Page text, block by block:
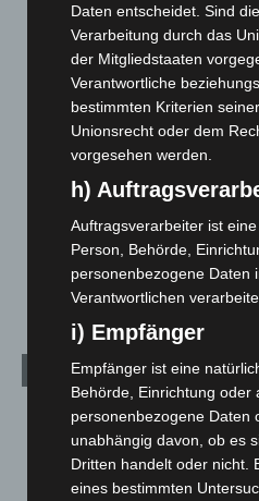
Blaulicht
Corona-News
Hannover und Region
Langenhagen und Ortsteile
Leserbriefe
Menschen
Veranstaltungen
Archiv
August 2026(15)
Juli 2026(73)
Juni 2026(139)
Daten entscheidet. Sind
Verarbeitung durch das
der Mitgliedstaaten
Verantwortliche
bestimmten Kriterien
Unionsrecht oder dem
vorgesehen werden.
h)
Auftragsverarbeiter ist
Person, Behörde,
personenbezogene Daten
Verantwortlichen
i) Empfänger
Empfänger ist eine
Behörde, Einrichtung oder
personenbezogene Daten
unabhängig davon, ob es
Dritten handelt oder nicht.
eines bestimmten